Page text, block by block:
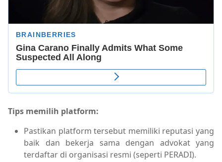
Tips memilih platform:
Pastikan platform tersebut memiliki reputasi yang
baik dan bekerja sama dengan advokat yang
terdaftar di organisasi resmi (seperti PERADI).